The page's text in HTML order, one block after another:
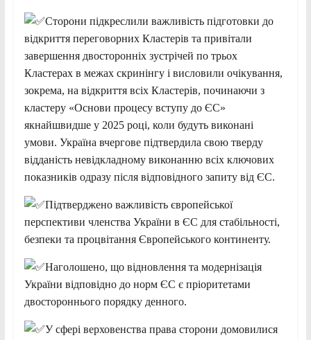
Сторони підкреслили важливість підготовки до
відкриття переговорних Кластерів та привітали
завершення двосторонніх зустрічей по трьох
Кластерах в межах скринінгу і висловили очікування,
зокрема, на відкриття всіх Кластерів, починаючи з
кластеру «Основи процесу вступу до ЄС»
якнайшвидше у 2025 році, коли будуть виконані
умови. Україна вчергове підтвердила свою тверду
відданість невідкладному виконанню всіх ключових
показників одразу після відповідного запиту від ЄС.
Підтверджено важливість європейської
перспективи членства України в ЄС для стабільності,
безпеки та процвітання Європейського континенту.
Наголошено, що відновлення та модернізація
України відповідно до норм ЄС є пріоритетами
двостороннього порядку денного.
У сфері верховенства права сторони домовилися